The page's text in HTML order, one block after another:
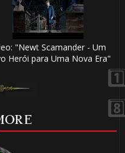
"Newt Scamander - Um
Herói para Uma Nova Era"
1️⃣ 8️⃣